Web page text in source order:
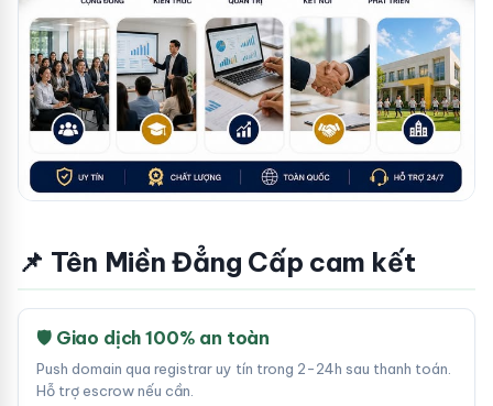
📌 Tên Miền Đẳng Cấp cam kết
🛡 Giao dịch 100% an toàn
Push domain qua registrar uy tín trong 2-24h sau thanh toán.
Hỗ trợ escrow nếu cần.